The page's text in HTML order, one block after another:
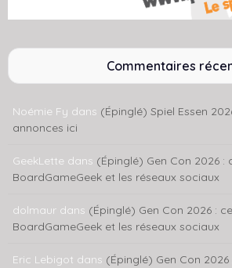
Commentaires
Noémie Fy dans (Épinglé) Spiel Essen
annonces ici
GeekLette dans (Épinglé) Gen Con 2026 :
BoardGameGeek et les réseaux sociaux
dolmaur dans (Épinglé) Gen Con 2026 :
BoardGameGeek et les réseaux sociaux
Eric Lebigot dans (Épinglé) Gen Con